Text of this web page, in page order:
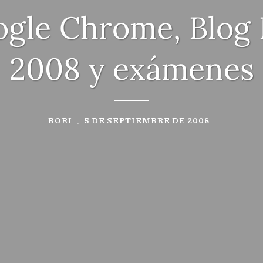
Chrome, Blog
2008 y exámenes
BORI 5 DE SEPTIEMBRE DE 2008